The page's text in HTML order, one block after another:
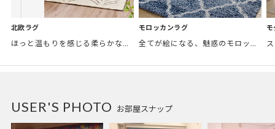
北欧ラグ
ほっと温もりを感じる柔らかな表情のものから、お部屋をぱっと明るくしているブライトカラーのアイテムまで幅広くご用意しました。
モロッカンラグ
お部屋スナップ
USER'S PHOTO